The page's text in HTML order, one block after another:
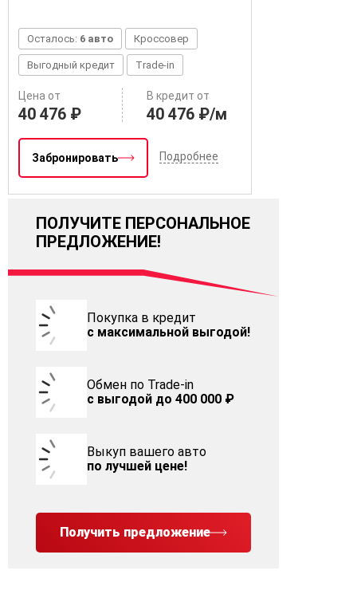
ПОЛУЧИТЕ ПЕРСОНАЛЬНОЕ
ПРЕДЛОЖЕНИЕ!
Покупка в кредит
с максимальной выгодой!
Обмен по Trade-in
с выгодой до 400 000 ₽
Выкуп вашего авто
по лучшей цене!
Получить предложение
Осталось: 6 авто Кроссовер
Выгодный кредит Trade-in
Цена от
40 476 ₽
В кредит от
40 476 ₽/м
Забронировать Подробнее